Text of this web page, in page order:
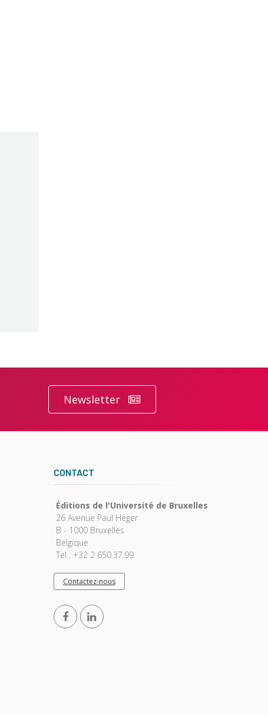
Newsletter
CONTACT
Éditions de l'Université de Bruxelles
26 Avenue Paul Héger
B - 1000 Bruxelles
Belgique
Tel : +32 2 650.37.99
Contactez-nous